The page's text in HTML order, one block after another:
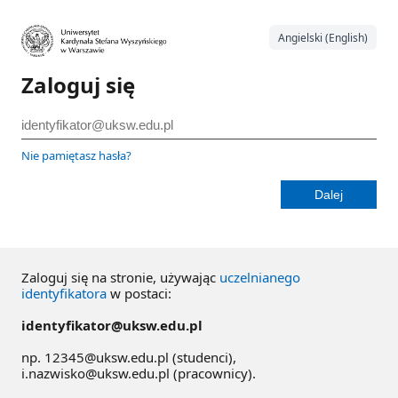
Angielski (English)
Zaloguj się
Nie pamiętasz hasła?
Zaloguj się na stronie, używając uczelnianego
identyfikatora w postaci:
identyfikator@uksw.edu.pl
np. 12345@uksw.edu.pl (studenci),
i.nazwisko@uksw.edu.pl (pracownicy).